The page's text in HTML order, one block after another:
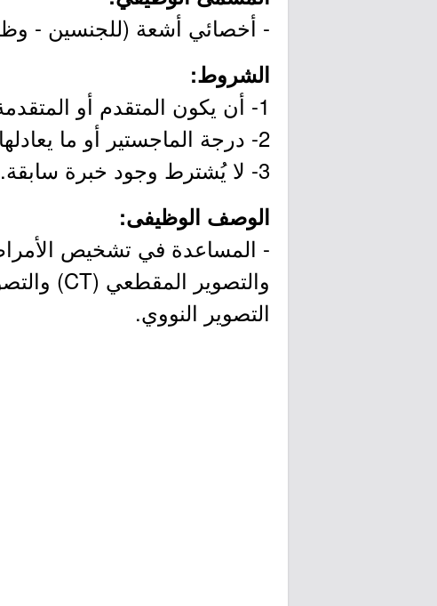
- أخصائي أشعة (للجنسين -
الشروط:
1- أن يكون المتقدم أو المتقدمة سعودي الجنسية.
2- درجة الماجستير أو ما يعادلها في تخصص (الأشعة).
3- لا يُشترط وجود خبرة سابقة.
الوصف الوظيفى:
- المساعدة في تشخيص
التصوير النووي.